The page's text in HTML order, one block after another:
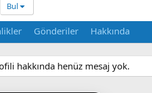
Bul
Gönderiler Hakkında
hakkında henüz mesaj yok.